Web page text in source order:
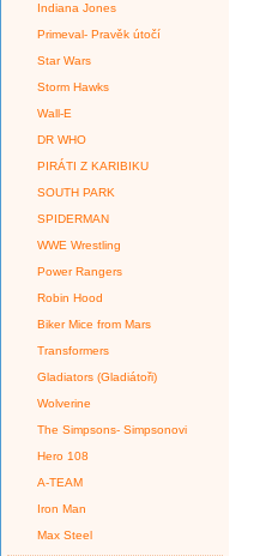
Indiana Jones
Primeval- Pravěk útočí
Star Wars
Storm Hawks
Wall-E
DR WHO
PIRÁTI Z KARIBIKU
SOUTH PARK
SPIDERMAN
WWE Wrestling
Power Rangers
Robin Hood
Biker Mice from Mars
Transformers
Gladiators (Gladiátoři)
Wolverine
The Simpsons- Simpsonovi
Hero 108
A-TEAM
Iron Man
Max Steel